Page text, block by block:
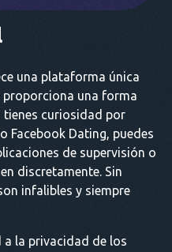
una plataforma única
proporciona una forma
tienes curiosidad por
Facebook Dating, puedes
de supervisión o
discretamente. Sin
infalibles y siempre
a la privacidad de los